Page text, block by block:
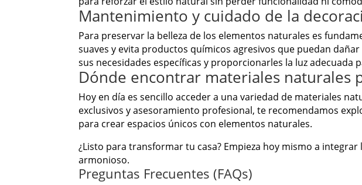
Mantenimiento y cuidado de la
Para preservar la belleza de los elementos naturales es
suaves y evita productos químicos agresivos que puedan
sus necesidades específicas y proporcionarles la luz adecuada
Dónde encontrar materiales naturales
Hoy en día es sencillo acceder a una variedad de materiales
exclusivos y asesoramiento profesional, te recomendamos
para crear espacios únicos con elementos naturales.
¿Listo para transformar tu casa? Empieza hoy mismo a
armonioso.
Preguntas Frecuentes (FAQs)